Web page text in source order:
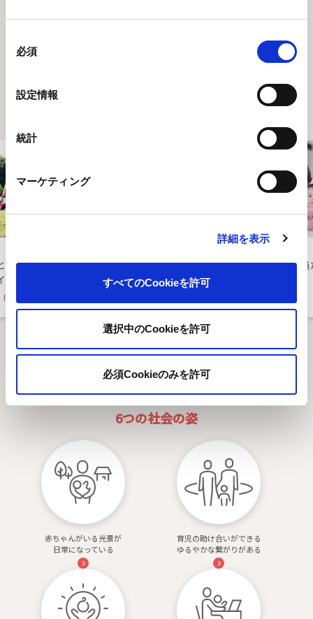
必須
設定情報
統計
マーケティング
詳細を表示
すべてのCookieを許可
選択中のCookieを許可
必須Cookieのみを許可
赤ちゃんを産み育てることが
仕事の両立
・デザイ
Read More
母乳が出るメカニズムを研
究・解明し母乳育児を支援
ピジョン社
1/5
赤ちゃんにやさしい未来像
6つの社会の姿
赤ちゃんがいる光景が
日常になっている
育児の助け合いができる
ゆるやかな繋がりがある